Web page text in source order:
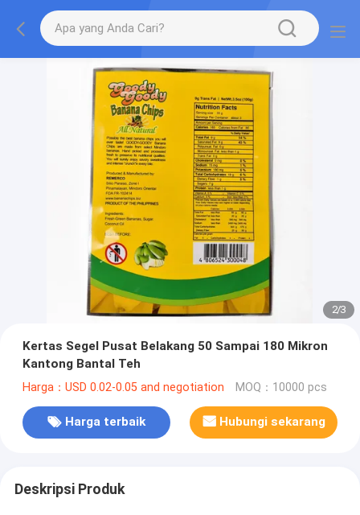
2/3
Kertas Segel Pusat Belakang 50 Sampai 180 Mikron
Kantong Bantal Teh
Harga：USD 0.02-0.05 and negotiation MOQ：10000 pcs
Harga terbaik Hubungi sekarang
Deskripsi Produk